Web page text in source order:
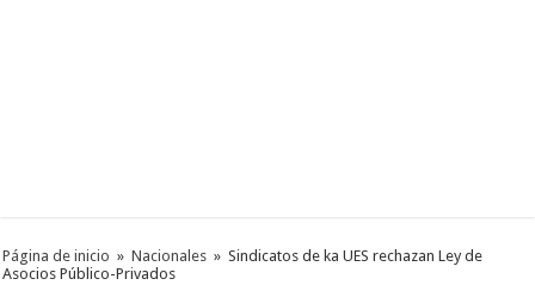
Página de inicio » Nacionales » Sindicatos de ka UES rechazan Ley de
Asocios Público-Privados